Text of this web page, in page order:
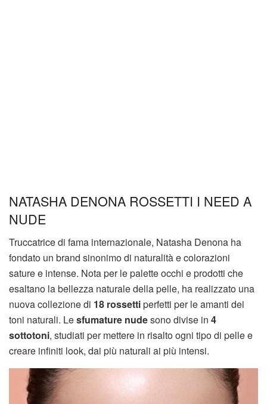
NATASHA DENONA ROSSETTI I NEED A
NUDE
Truccatrice di fama internazionale, Natasha Denona ha
fondato un brand sinonimo di naturalità e colorazioni
sature e intense. Nota per le palette occhi e prodotti che
esaltano la bellezza naturale della pelle, ha realizzato una
nuova collezione di 18 rossettiperfetti per le amanti dei
toni naturali. Lesfumature nudesono divise in 4
sottotoni, studiati per mettere in risalto ogni tipo di pelle e
creare infiniti look, dai più naturali ai più intensi.